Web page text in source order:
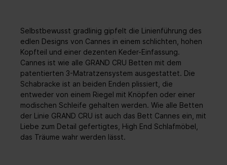
Selbstbewusst gradlinig gipfelt die Linienführung des
edlen Designs von Cannes in einem schlichten, hohen
Kopfteil und einer dezenten Keder-Einfassung.
Cannes ist wie alle GRAND CRU Betten mit dem
patentierten 3-Matratzensystem ausgestattet. Die
Schabracke ist an beiden Enden plissiert, die
entweder von einem Riegel mit Knöpfen oder einer
modischen Schleife gehalten werden. Wie alle Betten
der Linie GRAND CRU ist auch das Bett Cannes ein, mit
Liebe zum Detail gefertigtes, High End Schlafmöbel,
das Träume wahr werden lässt.